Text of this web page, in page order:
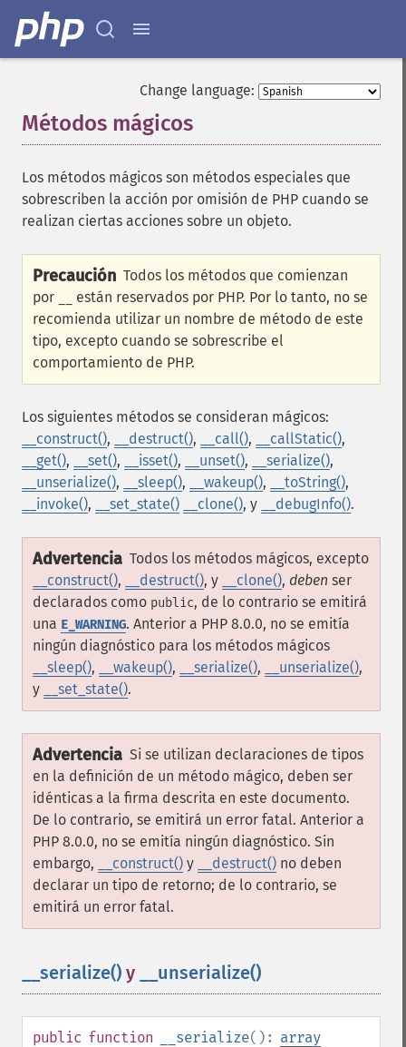
Change language:
Métodos mágicos
Los métodos mágicos son métodos especiales que
sobrescriben la acción por omisión de PHP cuando se
realizan ciertas acciones sobre un objeto.
Precaución Todos los métodos que comienzan
por
están reservados por PHP. Por lo tanto, no se
recomienda utilizar un nombre de método de este
tipo, excepto cuando se sobrescribe el
comportamiento de PHP.
Los siguientes métodos se consideran mágicos:
__construct(), __destruct(), __call(), __callStatic(),
__get(), __set(), __isset(), __unset(), __serialize(),
__unserialize(), __sleep(), __wakeup(), __toString(),
__invoke(), __set_state() __clone(), y __debugInfo().
Advertencia Todos los métodos mágicos, excepto
__construct(), __destruct(), y __clone(), deben ser
declarados como public, de lo contrario se emitirá
una E_WARNING. Anterior a PHP 8.0.0, no se emitía
ningún diagnóstico para los métodos mágicos
__sleep(), __wakeup(), __serialize(), __unserialize(),
y
__set_state().
Advertencia Si se utilizan declaraciones de tipos
en la definición de un método mágico, deben ser
idénticas a la firma descrita en este documento.
De lo contrario, se emitirá un error fatal. Anterior a
PHP 8.0.0, no se emitía ningún diagnóstico. Sin
embargo,
__construct() y __destruct() no deben
declarar un tipo de retorno; de lo contrario, se
emitirá un error fatal.
__serialize() y __unserialize()
public function __serialize(): array